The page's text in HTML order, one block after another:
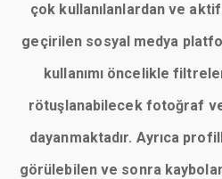
çok kullanılanlardan ve
geçirilen sosyal medya
kullanımı öncelikle
rötuşlanabilecek fotoğraf
dayanmaktadır. Ayrıca
görülebilen ve sonra